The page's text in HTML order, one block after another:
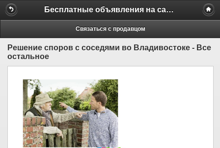
Бесплатные объявления на сайте MILAMO.ru
Связаться с продавцом
Решение споров с соседями во Владивостоке - Все
остальное